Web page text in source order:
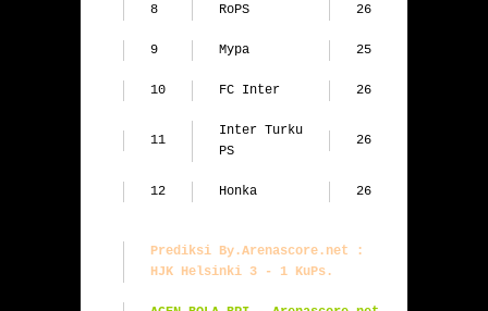
8 RoPS 26
9 Mypa 25
10 FC Inter 26
11
Inter Turku
PS
26
12 Honka 26
Prediksi By.Arenascore.net :
HJK Helsinki 3 - 1 KuPs.